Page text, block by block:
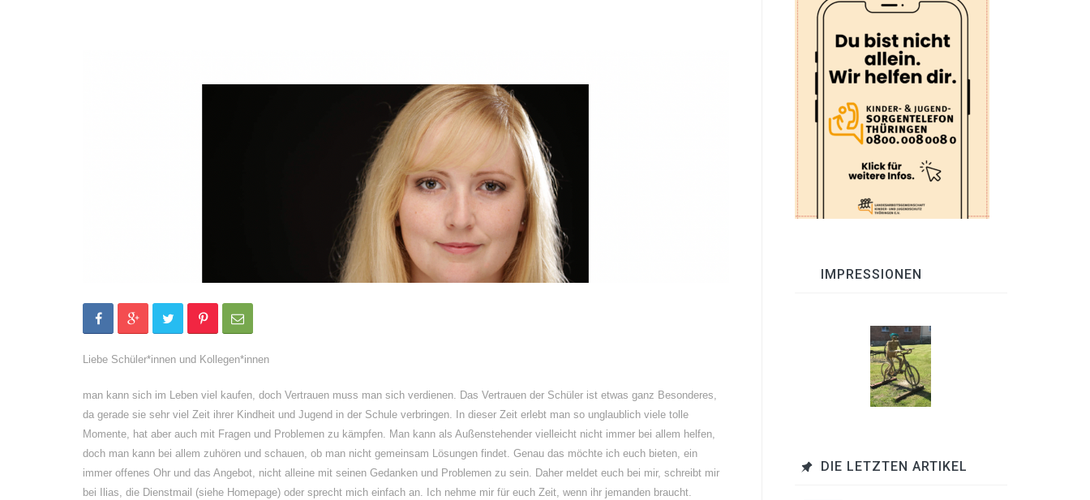
Liebe Schüler*innen und Kollegen*innen
man kann sich im Leben viel kaufen, doch Vertrauen muss man sich verdienen. Das Vertrauen der Schüler ist etwas ganz Besonderes,
da gerade sie sehr viel Zeit ihrer Kindheit und Jugend in der Schule verbringen. In dieser Zeit erlebt man so unglaublich viele tolle
Momente, hat aber auch mit Fragen und Problemen zu kämpfen. Man kann als Außenstehender vielleicht nicht immer bei allem helfen,
doch man kann bei allem zuhören und schauen, ob man nicht gemeinsam Lösungen findet. Genau das möchte ich euch bieten, ein
immer offenes Ohr und das Angebot, nicht alleine mit seinen Gedanken und Problemen zu sein. Daher meldet euch bei mir, schreibt mir
bei Ilias, die Dienstmail (siehe Homepage) oder sprecht mich einfach an. Ich nehme mir für euch Zeit, wenn ihr jemanden braucht.
IMPRESSIONEN
DIE LETZTEN ARTIKEL